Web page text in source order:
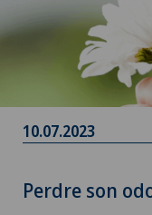
10.07.2023
Perdre son